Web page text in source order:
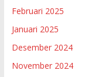
Februari 2025
Januari 2025
Desember 2024
November 2024